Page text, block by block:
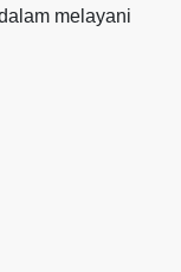
melayani